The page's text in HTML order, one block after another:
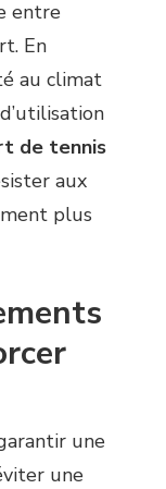
entre
En
au climat
de tennis
aux
plus
une
une